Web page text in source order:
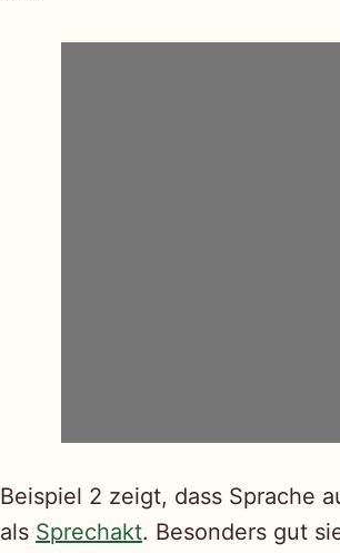
Beispiel 2 zeigt, dass Sprache
als Sprechakt. Besonders gut